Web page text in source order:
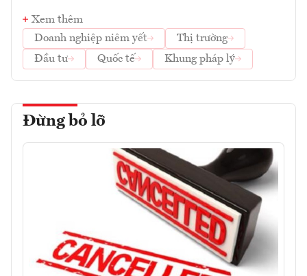
Xem thêm
Doanh nghiệp niêm yết
Thị trường
Đầu tư
Quốc tế Khung pháp lý
Đừng bỏ lỡ